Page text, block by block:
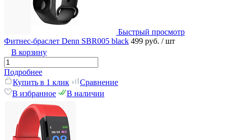
Быстрый просмотр
Фитнес-браслет Denn SBR005 black 499 руб. / шт
В корзину
Подробнее
Купить в 1 клик
Сравнение
В избранное
В наличии